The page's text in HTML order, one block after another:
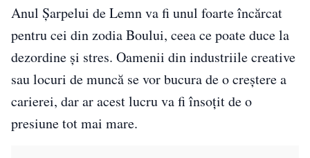
Anul Șarpelui de Lemn va fi unul foarte încărcat
pentru cei din zodia Boului, ceea ce poate duce la
dezordine și stres. Oamenii din industriile creative
sau locuri de muncă se vor bucura de o creștere a
carierei, dar ar acest lucru va fi însoțit de o
presiune tot mai mare.